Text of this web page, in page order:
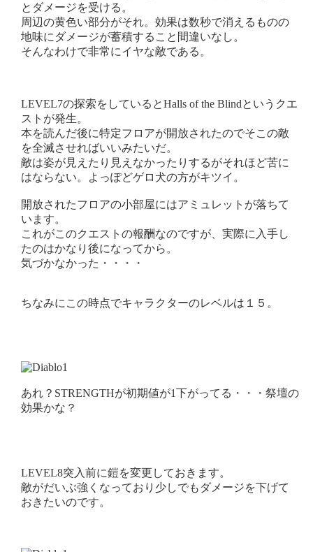
とダメージを受ける。
周辺の黄色い部分がそれ。効果は数秒で消えるものの
地味にダメージが蓄積すること間違いなし。
そんなわけで非常にイヤな敵である。
LEVEL7の探索をしているとHalls of the Blindというクエ
ストが発生。
本を読んだ後に特定フロアが開放されたのでそこの敵
を全滅させればいいみたいだ。
敵は姿が見えたり見えなかったりするがそれほど苦に
はならない。よっぽどゲロ犬の方がキツイ。
開放されたフロアの小部屋にはアミュレットが落ちて
います。
これがこのクエストの報酬なのですが、実際に入手し
たのはかなり後になってから。
気づかなかった・・・・
ちなみにこの時点でキャラクターのレベルは１５。
あれ？STRENGTHが初期値が1下がってる・・・祭壇の
効果かな？
LEVEL8突入前に鎧を変更しておきます。
敵がだいぶ強くなっており少しでもダメージを下げて
おきたいのです。